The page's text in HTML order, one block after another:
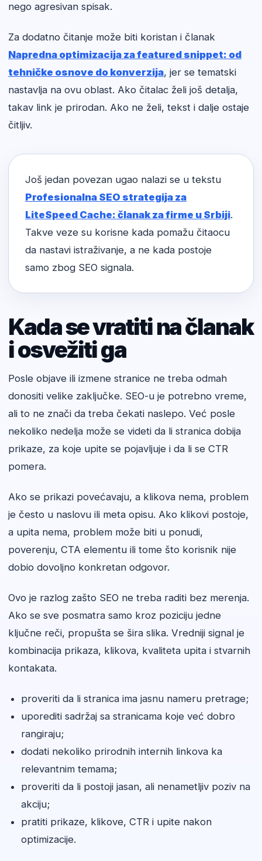
nego agresivan spisak.
Za dodatno čitanje može biti koristan i članak
Napredna optimizacija za featured snippet: od
tehničke osnove do konverzija, jer se tematski
nastavlja na ovu oblast. Ako čitalac želi još detalja,
takav link je prirodan. Ako ne želi, tekst i dalje ostaje
čitljiv.
Još jedan povezan ugao nalazi se u tekstu
Profesionalna SEO strategija za
LiteSpeed Cache: članak za firme u Srbiji.
Takve veze su korisne kada pomažu čitaocu
da nastavi istraživanje, a ne kada postoje
samo zbog SEO signala.
Kada se vratiti na članak
i osvežiti ga
Posle objave ili izmene stranice ne treba odmah
donositi velike zaključke. SEO-u je potrebno vreme,
ali to ne znači da treba čekati naslepo. Već posle
nekoliko nedelja može se videti da li stranica dobija
prikaze, za koje upite se pojavljuje i da li se CTR
pomera.
Ako se prikazi povećavaju, a klikova nema, problem
je često u naslovu ili meta opisu. Ako klikovi postoje,
a upita nema, problem može biti u ponudi,
poverenju, CTA elementu ili tome što korisnik nije
dobio dovoljno konkretan odgovor.
Ovo je razlog zašto SEO ne treba raditi bez merenja.
Ako se sve posmatra samo kroz poziciju jedne
ključne reči, propušta se šira slika. Vredniji signal je
kombinacija prikaza, klikova, kvaliteta upita i stvarnih
kontakata.
proveriti da li stranica ima jasnu nameru pretrage;
uporediti sadržaj sa stranicama koje već dobro
rangiraju;
dodati nekoliko prirodnih internih linkova ka
relevantnim temama;
proveriti da li postoji jasan, ali nenametljiv poziv na
akciju;
pratiti prikaze, klikove, CTR i upite nakon
optimizacije.